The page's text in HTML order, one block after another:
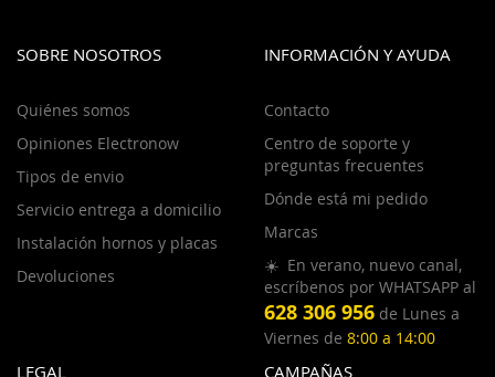
SOBRE NOSOTROS
Quiénes somos
Opiniones Electronow
Tipos de envio
Servicio entrega a domicilio
Instalación hornos y placas
Devoluciones
INFORMACIÓN Y AYUDA
Contacto
Centro de soporte y
preguntas frecuentes
Dónde está mi pedido
Marcas
☀️ En verano, nuevo canal,
escríbenos por WHATSAPP al
628 306 956 de Lunes a
Viernes de 8:00 a 14:00
LEGAL CAMPAÑAS